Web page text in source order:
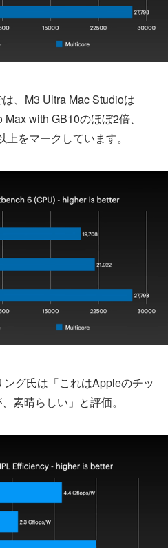
、M3 Ultra Mac Studioは
with GB10のほぼ2倍、
をマークしています。
グ氏は「これはAppleのチッ
素晴らしい」と評価。